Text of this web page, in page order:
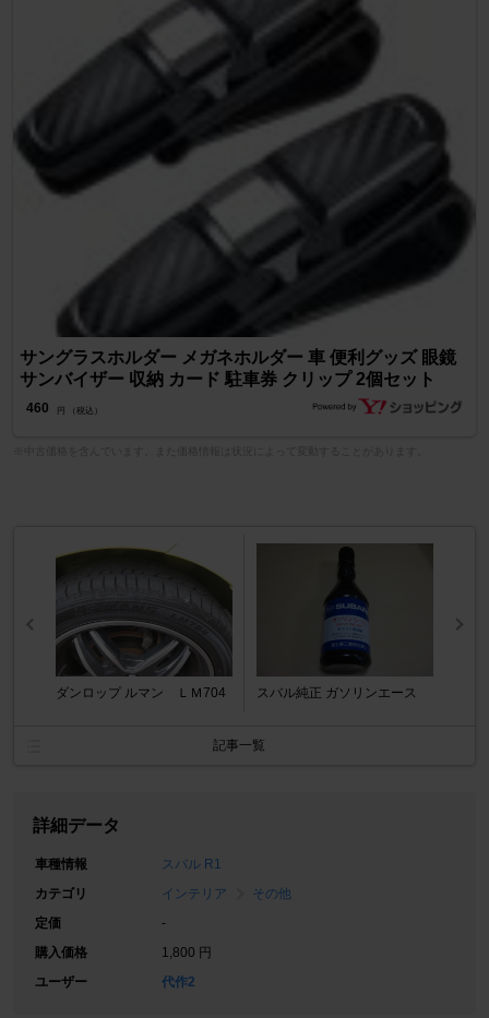
サングラスホルダー メガネホルダー 車 便利グッズ 眼鏡
サンバイザー 収納 カード 駐車券 クリップ 2個セット
460 円 （税込）
ダンロップ ルマン ＬＭ704 スバル純正 ガソリンエース
記事一覧
詳細データ
車種情報
スバル R1
カテゴリ
インテリア
その他
定価
-
購入価格
1,800 円
ユーザー
代作2